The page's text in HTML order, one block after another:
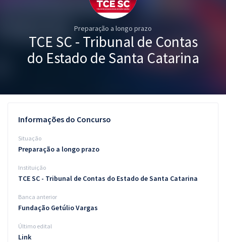
Graduação
Conteúdo gratuito
Blog
Preparação a longo prazo
TCE SC - Tribunal de Contas
do Estado de Santa Catarina
Informações do Concurso
Situação
Preparação a longo prazo
Instituição
TCE SC - Tribunal de Contas do Estado de Santa Catarina
Banca anterior
Fundação Getúlio Vargas
Último edital
Link